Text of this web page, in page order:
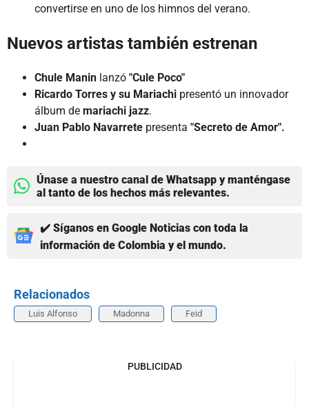
convertirse en uno de los himnos del verano.
Nuevos artistas también estrenan
Chule Manin lanzó "Cule Poco"
Ricardo Torres y su Mariachi presentó un innovador
álbum de mariachi jazz.
Juan Pablo Navarrete presenta "Secreto de Amor".
Únase a nuestro canal de Whatsapp y manténgase
al tanto de los hechos más relevantes.
✔️ Síganos en Google Noticias con toda la
información de Colombia y el mundo.
Relacionados
Luis Alfonso Madonna Feid
PUBLICIDAD